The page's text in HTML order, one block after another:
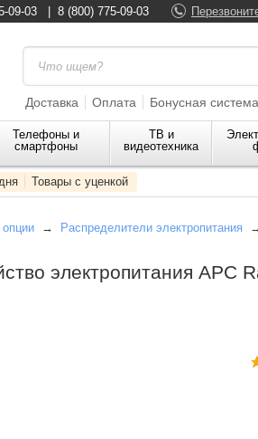
09-03 8 (800) 775-09-03
Доставка Оплата Бонусная система
Телефоны и
смартфоны
ТВ и
видеотехника
Товары с уценкой
→ Распределители электропитания
электропитания APC